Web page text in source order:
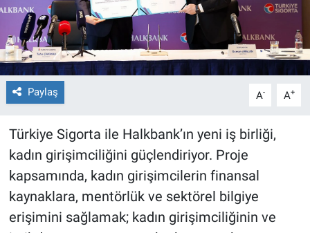
Paylaş A- A+
Türkiye Sigorta ile Halkbank’ın yeni iş birliği,
kadın girişimciliğini güçlendiriyor. Proje
kapsamında, kadın girişimcilerin finansal
kaynaklara, mentörlük ve sektörel bilgiye
erişimini sağlamak; kadın girişimciliğinin ve